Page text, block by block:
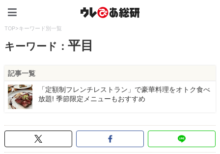
TOP>キーワード別一覧
キーワード：平目
記事一覧
「定額制フレンチレストラン」で豪華料理をオトク食べ
放題! 季節限定メニューもおすすめ